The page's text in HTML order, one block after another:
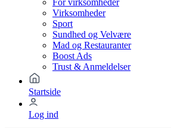
For virksomheder
Virksomheder
Sport
Sundhed og Velvære
Mad og Restauranter
Boost Ads
Trust & Anmeldelser
Startside
Log ind